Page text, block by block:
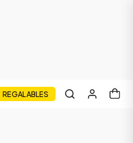
REGALABLES